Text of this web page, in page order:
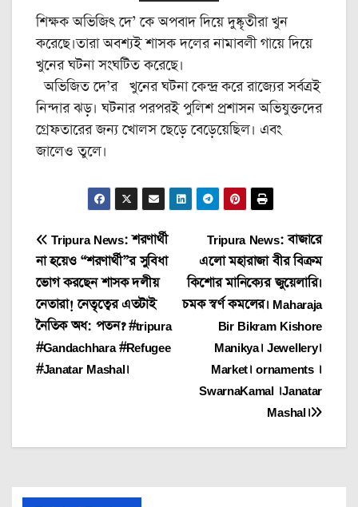
শিক্ষক অভিজিৎ দে’ কে অপবাদ দিয়ে দুষ্কৃতীরা খুন
করেছে।তারা অবশ্যই শাসক দলের নামাবলী গায়ে দিয়ে
খুনের ঘটনা সংঘটিত করেছে।
অভিজিত দে’র খুনের ঘটনা কেন্দ্র করে রাজ্যের সর্বত্রই
নিন্দার ঝড়। ঘটনার পরপরই পুলিশ প্রশাসন অভিযুক্তদের
গ্রেফতারের জন্য খোলস ছেড়ে বেড়েয়েছিল। এবং
জালেও তুলে।
Post
navigation
Tripura News: বাজারে
এলো মহারাজা বীর বিক্রম
কিশোর মানিক্যের জুয়েলারি।
চমক স্বর্ণ কমলের। Maharaja
Bir Bikram Kishore
Manikya। Jewellery।
Market। ornaments ।
SwarnaKamal ।Janatar
Mashal।
Tripura News: শরণার্থী
না হয়েও “শরণার্থী”র সুবিধা
ভোগ করছেন শাসক দলীয়
নেতারা! নেতৃত্বের এতটাই
নৈতিক অধ: পতন? #tripura
#Gandachhara #Refugee
#Janatar Mashal।